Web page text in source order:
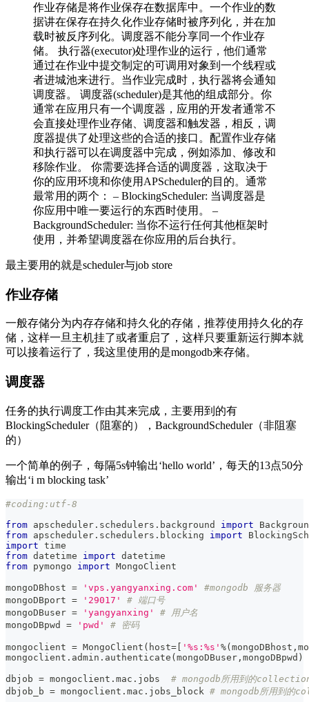
作业存储是将作业保存在数据库中。一个作业的数
据讲在保存在持久化作业存储时被序列化，并在加
载时被反序列化。调度器不能分享同一个作业存
储。 执行器(executor)处理作业的运行，他们通常
通过在作业中提交制定的可调用对象到一个线程或
者进城池来进行。当作业完成时，执行器将会通知
调度器。 调度器(scheduler)是其他的组成部分。你
通常在应用只有一个调度器，应用的开发者通常不
会直接处理作业存储、调度器和触发器，相反，调
度器提供了处理这些的合适的接口。配置作业存储
和执行器可以在调度器中完成，例如添加、修改和
移除作业。 你需要选择合适的调度器，这取决于
你的应用环境和你使用APScheduler的目的。通常
最常用的两个： – BlockingScheduler: 当调度器是
你应用中唯一要运行的东西时使用。 –
BackgroundScheduler: 当你不运行任何其他框架时
使用，并希望调度器在你应用的后台执行。
最主要用的就是scheduler与job store
作业存储
一般存储分为内存存储和持久化的存储，推荐使用持久化的存
储，这样一旦主机挂了或者重启了，这样只要重新运行脚本就
可以接着运行了，我这里使用的是mongodb来存储。
调度器
任务的执行调度工作由其来完成，主要用到的有
BlockingScheduler（阻塞的），BackgroundScheduler（非阻塞
的）
一个简单的例子，每隔5s钟输出‘hello world’，每天的13点50分
输出‘i m blocking task’
#coding:utf-8
from apscheduler . schedulers . background import
from apscheduler . schedulers . blocking import
import time
from datetime import datetime
from pymongo import MongoClient
mongoDBhost = 'vps.yangyanxing.com'
#mongodb 服务器
mongoDBport = '29017'
# 端口号
mongoDBuser = 'yangyanxing'
# 用户名
mongoDBpwd = 'pwd' # 密码
mongoclient = MongoClient ( host= '%s:%s' %( mongoDBhost ,
mongoclient . admin . authenticate ( mongoDBuser , mongoDBpwd )
dbjob = mongoclient . mac . jobs # mongodb所用到的
dbjob_b = mongoclient . mac . jobs_block # mongodb所用到的